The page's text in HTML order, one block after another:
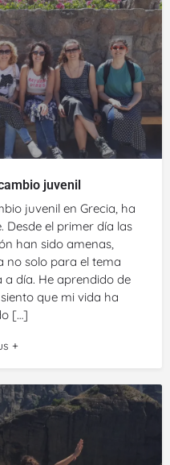
juvenil
juvenil en Grecia, ha
el primer día las
han sido amenas,
no solo para el tema
día. He aprendido de
que mi vida ha
[…]
+